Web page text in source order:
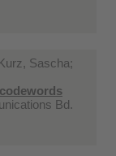
Sascha;
Bd.